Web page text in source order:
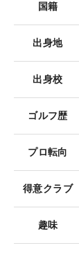
国籍
出身地
出身校
ゴルフ歴
プロ転向
得意クラブ
趣味